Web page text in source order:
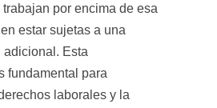
por encima de esa
estar sujetas a una
Esta
fundamental para
laborales y la